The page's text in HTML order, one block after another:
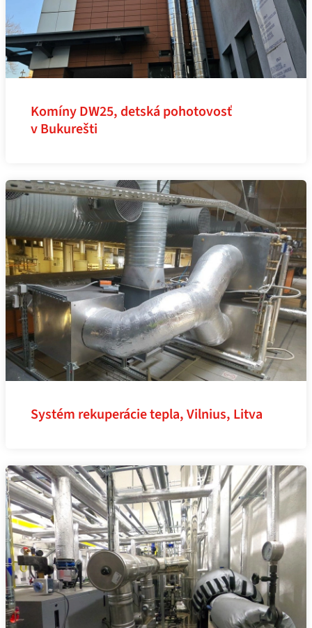
Komíny DW25, detská pohotovosť
v Bukurešti
Systém rekuperácie tepla, Vilnius, Litva